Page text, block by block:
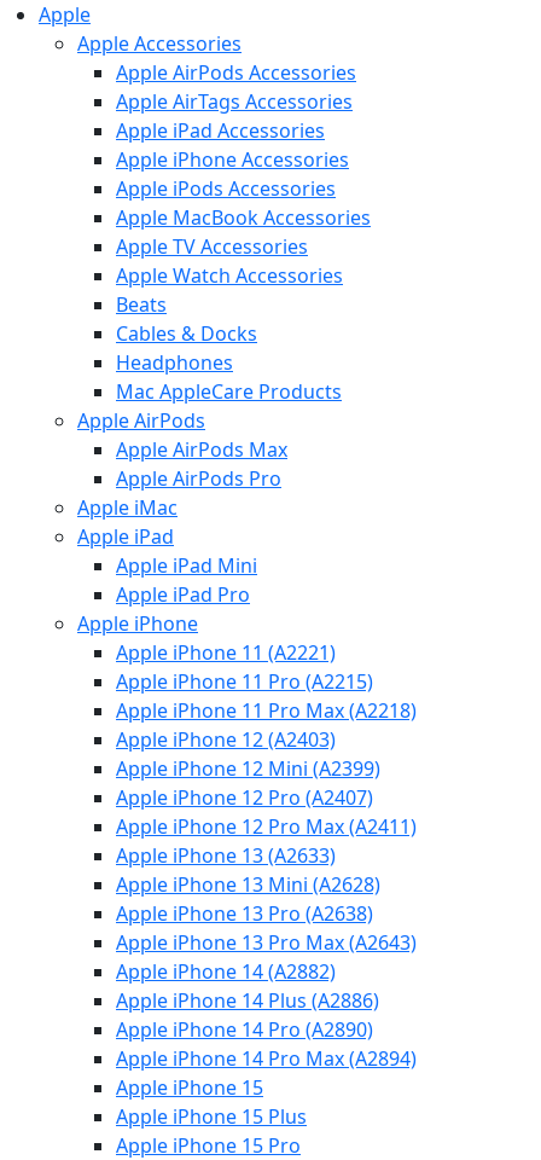
Apple
Apple Accessories
Apple AirPods Accessories
Apple AirTags Accessories
Apple iPad Accessories
Apple iPhone Accessories
Apple iPods Accessories
Apple MacBook Accessories
Apple TV Accessories
Apple Watch Accessories
Beats
Cables & Docks
Headphones
Mac AppleCare Products
Apple AirPods
Apple AirPods Max
Apple AirPods Pro
Apple iMac
Apple iPad
Apple iPad Mini
Apple iPad Pro
Apple iPhone
Apple iPhone 11 (A2221)
Apple iPhone 11 Pro (A2215)
Apple iPhone 11 Pro Max (A2218)
Apple iPhone 12 (A2403)
Apple iPhone 12 Mini (A2399)
Apple iPhone 12 Pro (A2407)
Apple iPhone 12 Pro Max (A2411)
Apple iPhone 13 (A2633)
Apple iPhone 13 Mini (A2628)
Apple iPhone 13 Pro (A2638)
Apple iPhone 13 Pro Max (A2643)
Apple iPhone 14 (A2882)
Apple iPhone 14 Plus (A2886)
Apple iPhone 14 Pro (A2890)
Apple iPhone 14 Pro Max (A2894)
Apple iPhone 15
Apple iPhone 15 Plus
Apple iPhone 15 Pro